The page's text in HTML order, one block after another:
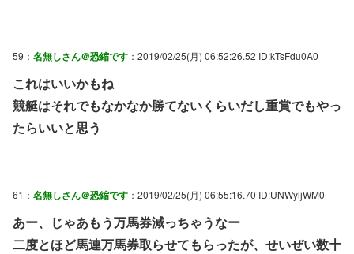
59： 名無しさん＠恐縮です ：2019/02/25(月) 06:52:26.52 ID:kTsFdu0A0
これはいいかもね
競艇はそれでもなかなか勝てないくらいだし重賞でもやっ
たらいいと思う
61： 名無しさん＠恐縮です ：2019/02/25(月) 06:55:16.70 ID:UNWyljWM0
あー、じゃあもう万馬券減っちゃうなー
二度とほど馬連万馬券取らせてもらったが、せいぜい数十